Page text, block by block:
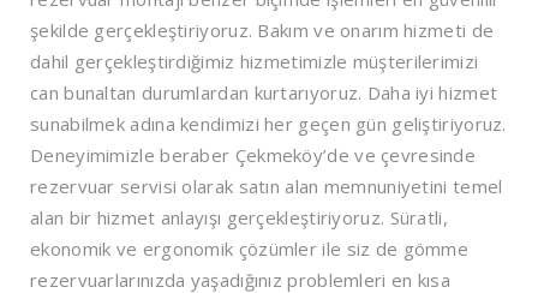
şekilde gerçekleştiriyoruz. Bakım ve onarım hizmeti de
dahil gerçekleştirdiğimiz hizmetimizle müşterilerimizi
can bunaltan durumlardan kurtarıyoruz. Daha iyi hizmet
sunabilmek adına kendimizi her geçen gün geliştiriyoruz.
Deneyimimizle beraber Çekmeköy’de ve çevresinde
rezervuar servisi olarak satın alan memnuniyetini temel
alan bir hizmet anlayışı gerçekleştiriyoruz. Süratli,
ekonomik ve ergonomik çözümler ile siz de gömme
rezervuarlarınızda yaşadığınız problemleri en kısa